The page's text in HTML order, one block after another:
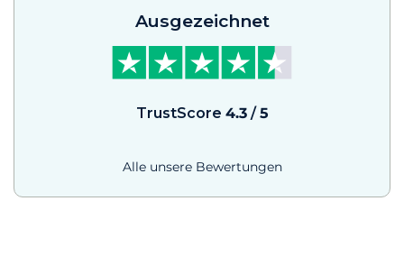
Ausgezeichnet
TrustScore 4.3/ 5
Alle unsere Bewertungen